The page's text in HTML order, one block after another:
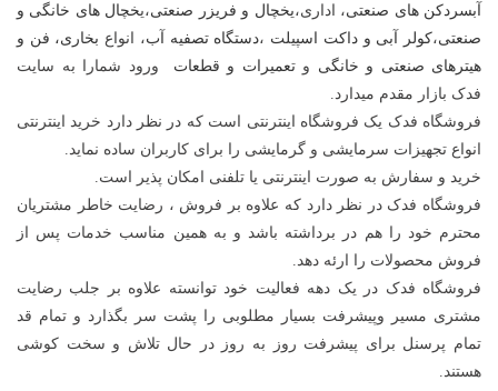
آبسردکن های صنعتی، اداری،یخچال و فریزر صنعتی،یخچال های خانگی و
صنعتی،کولر آبی و داکت اسپیلت ،دستگاه تصفیه آب، انواع بخاری، فن و
هیترهای صنعتی و خانگی وتعمیرات و قطعات ورود شمارا به سایت
فدک بازار مقدم میدارد.
فروشگاه فدک یک فروشگاه اینترنتی است که در نظر دارد خرید اینترنتی
انواع تجهیزات سرمایشی و گرمایشی را برای کاربران ساده نماید.
خرید و سفارش به صورت اینترنتی یا تلفنی امکان پذیر است.
فروشگاه فدک در نظر دارد که علاوه بر فروش ، رضایت خاطر مشتریان
محترم خود را هم در برداشته باشد و به همین مناسب خدمات پس از
فروش محصولات را ارئه دهد.
فروشگاه فدک در یک دهه فعالیت خود توانسته علاوه بر جلب رضایت
مشتری مسیر وپیشرفت بسیار مطلوبی را پشت سر بگذارد و تمام قد
تمام پرسنل برای پیشرفت روز به روز در حال تلاش و سخت کوشی
هستند.